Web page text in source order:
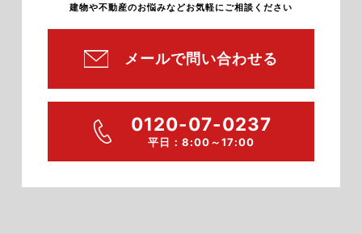
建物や不動産のお悩みなどお気軽にご相談ください
メールで問い合わせる
0120-07-0237
平日：8:00～17:00